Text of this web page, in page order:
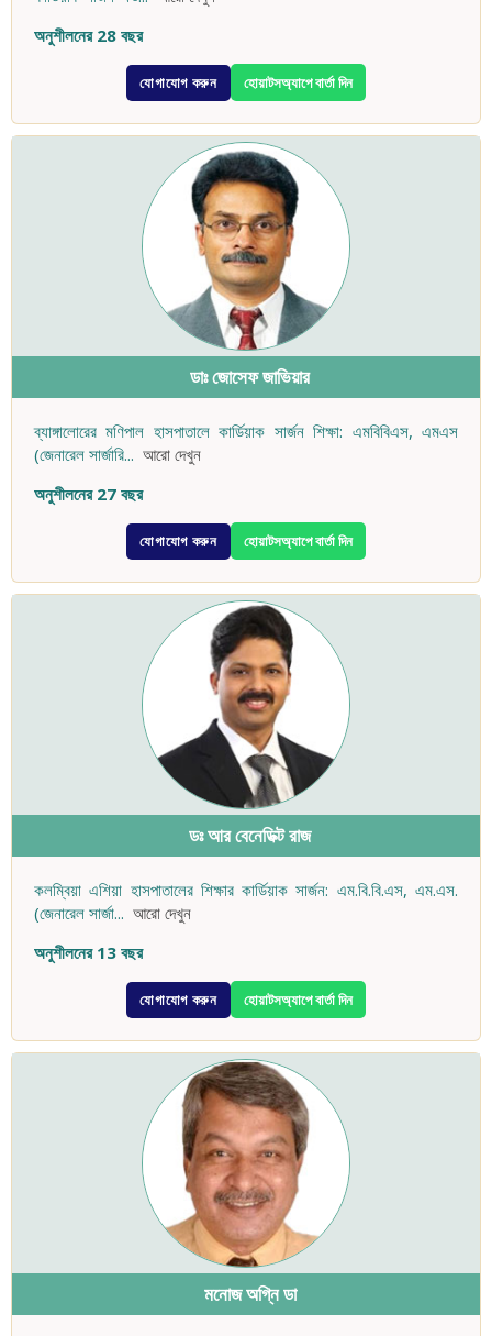
অনুশীলনের 28 বছর
যোগাযোগ করুন হোয়াটসঅ্যাপে বার্তা দিন
ডাঃ জোসেফ জাভিয়ার
ব্যাঙ্গালোরের মণিপাল হাসপাতালে কার্ডিয়াক সার্জন শিক্ষা: এমবিবিএস, এমএস
(জেনারেল সার্জারি... আরো দেখুন
অনুশীলনের 27 বছর
যোগাযোগ করুন হোয়াটসঅ্যাপে বার্তা দিন
ডঃ আর বেনেডিক্ট রাজ
কলম্বিয়া এশিয়া হাসপাতালের শিক্ষার কার্ডিয়াক সার্জন: এম.বি.বি.এস, এম.এস.
(জেনারেল সার্জা... আরো দেখুন
অনুশীলনের 13 বছর
যোগাযোগ করুন হোয়াটসঅ্যাপে বার্তা দিন
মনোজ অগ্নি ডা